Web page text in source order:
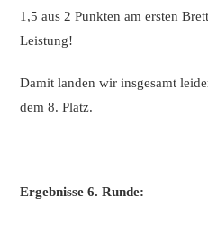
1,5 aus 2 Punkten am ersten
Leistung!
Damit landen wir insgesamt
dem 8. Platz.
Ergebnisse 6. Runde: